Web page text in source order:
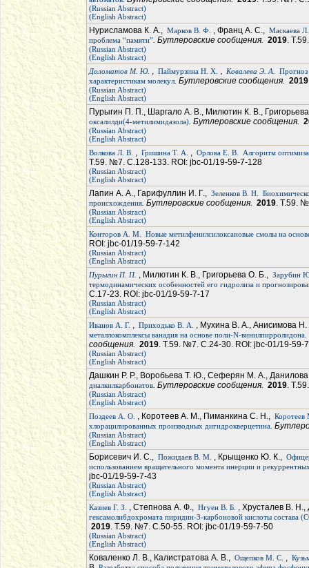
(Russian Abstract)
(English Abstract)
Нурисламова К. А., Марков В. Ф. , Франц А. С., Маскаева
проблема “памяти”. Бутлеровские сообщения. 2019.
(Russian Abstract)
(English Abstract)
Доломатов М. Ю. , Паймурзина Н. Х. , Ковалева Э. А.
Прогноз
характеристикам молекул. Бутлеровские сообщения. 2019
(Russian Abstract)
(English Abstract)
Пурыгин П. П., Шаргало А. В., Милютин К. В.,
оксалилди(4-метилимидазола). Бутлеровские сообщения.
(Russian Abstract)
(English Abstract)
Волкова Л. В. , Гришина Т. А. , Орлова Е. В. Алгоритм
Т.59. №7. С.128-133. ROI: jbc-01/19-59-7-128
(Russian Abstract)
(English Abstract)
Лапин А. А., Гарифуллин И. Г., Зеленков В. Н.
происхождения. Бутлеровские сообщения. 2019. Т.59.
(Russian Abstract)
(English Abstract)
Конторов А. М.
Новые метилфенилсилоксановые смолы на
ROI: jbc-01/19-59-7-142
(Russian Abstract)
(English Abstract)
Пурыгин П. П. , Милютин К. В., Григорьева О. Б., Зарубин
термодинамических особенностей его гидролиза и
С.17-23. ROI: jbc-01/19-59-7-17
(Russian Abstract)
(English Abstract)
Иванов А. Г. , Приходько В. А. , Мухина В. А., Анисимова
металлокомплексы ванадия на основе поли-N-
сообщения. 2019. Т.59. №7. С.24-30. ROI: jbc-01/19-59-
(Russian Abstract)
(English Abstract)
Дашкин Р. Р., Воробьева Т. Ю., Сеферян М. А.,
диалкилкарбонатов. Бутлеровские сообщения. 2019.
(Russian Abstract)
(English Abstract)
Поздеев А. О. , Коротеев А. М., Пиманкина С. Н.,
хлорацилированных производных дигидрокверцетина.
(Russian Abstract)
(English Abstract)
Борисевич И. С., Пожидаев В. М. , Крыщенко Ю. К.,
использованием вращательного момента инерции и
jbc-01/19-59-7-43
(Russian Abstract)
(English Abstract)
Казиев Г. З.
, Степнова А. Ф., Нгуен В. Б. , Хрусталев В.
гексамолибдохромата пиридин-3-карбоновой кислоты
2019. Т.59. №7. С.50-55. ROI: jbc-01/19-59-7-50
(Russian Abstract)
(English Abstract)
Коваленко Л. В., Калистратова А. В., Ощепков М. С. ,